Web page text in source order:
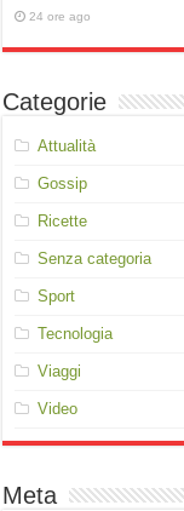
24 ore ago
Categorie
Attualità
Gossip
Ricette
Senza categoria
Sport
Tecnologia
Viaggi
Video
Meta